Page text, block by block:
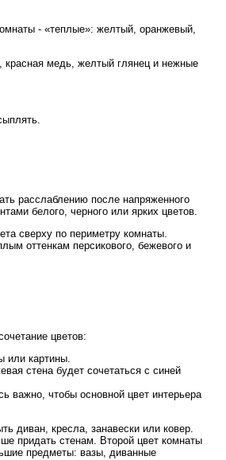
- «теплые»: желтый, оранжевый,
медь, желтый глянец и нежные
расслаблению после напряженного
белого, черного или ярких цветов.
сверху по периметру комнаты.
оттенкам персикового, бежевого и
цветов:
или картины.
стена будет сочетаться с синей
важно, чтобы основной цвет интерьера
диван, кресла, занавески или ковер.
придать стенам. Второй цвет комнаты
предметы: вазы, диванные